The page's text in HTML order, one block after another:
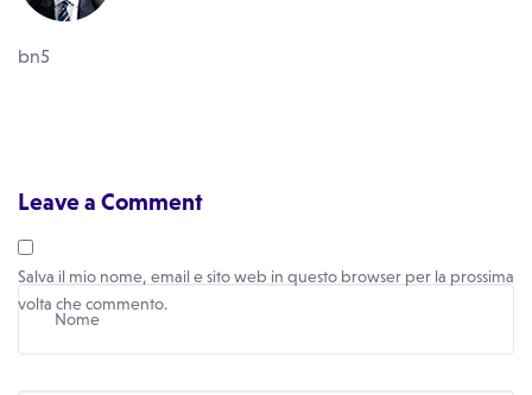
bn5
Leave a Comment
Salva il mio nome, email e sito web in questo browser per la prossima
volta che commento.